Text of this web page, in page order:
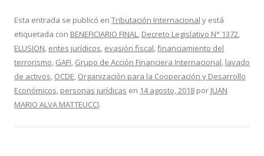
e
b
o
o
k
itt
er
m
p
ar
ti
r
Esta entrada se publicó en Tributación Internacional y está
etiquetada con BENEFICIARIO FINAL, Decreto Legislativo N° 1372,
ELUSION, entes jurídicos, evasión fiscal,financiamiento del
terrorismo, GAFI, Grupo de Acción Financiera Internacional, lavado
de activos, OCDE, Organización para la Cooperación y Desarrollo
Económicos, personas jurídicas en 14 agosto, 2018 por JUAN
MARIO ALVA MATTEUCCI.